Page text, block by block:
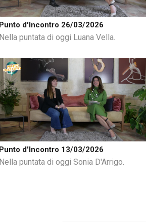
Punto d'Incontro 26/03/2026
Nella puntata di oggi Luana Vella.
Punto d'Incontro 13/03/2026
Nella puntata di oggi Sonia D'Arrigo.